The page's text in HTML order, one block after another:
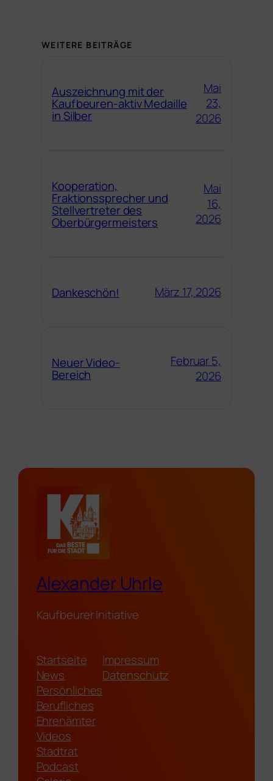
WEITERE BEITRÄGE
Auszeichnung mit der
Kaufbeuren-aktiv Medaille
in Silber
Mai
23,
2026
Kooperation,
Fraktionssprecher und
Stellvertreter des
Oberbürgermeisters
Mai
16,
2026
Dankeschön! März 17, 2026
Neuer Video-
Bereich
Februar 5,
2026
Alexander Uhrle
Kaufbeurer Initiative
Startseite
News
Persönliches
Berufliches
Ehrenämter
Videos
Stadtrat
Podcast
Impressum
Datenschutz